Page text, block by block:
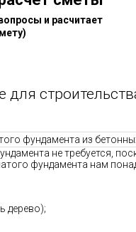
и расчитает
не требуется,
фундамента нам
дерево);